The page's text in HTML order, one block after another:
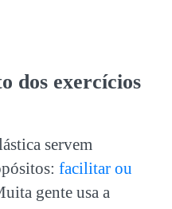
dos exercícios
servem
facilitar ou
gente usa a